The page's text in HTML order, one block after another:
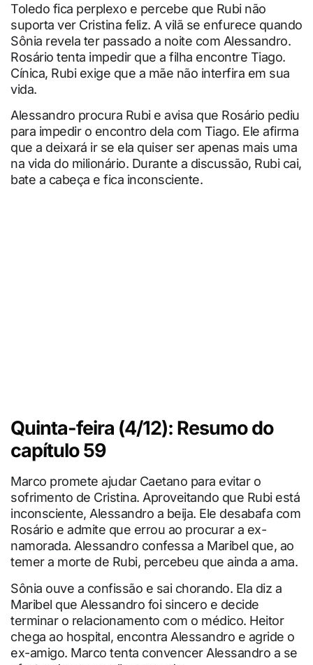
Toledo fica perplexo e percebe que Rubi não
suporta ver Cristina feliz. A vilã se enfurece quando
Sônia revela ter passado a noite com Alessandro.
Rosário tenta impedir que a filha encontre Tiago.
Cínica, Rubi exige que a mãe não interfira em sua
vida.
Alessandro procura Rubi e avisa que Rosário pediu
para impedir o encontro dela com Tiago. Ele afirma
que a deixará ir se ela quiser ser apenas mais uma
na vida do milionário. Durante a discussão, Rubi cai,
bate a cabeça e fica inconsciente.
Quinta-feira (4/12): Resumo do
capítulo 59
Marco promete ajudar Caetano para evitar o
sofrimento de Cristina. Aproveitando que Rubi está
inconsciente, Alessandro a beija. Ele desabafa com
Rosário e admite que errou ao procurar a ex-
namorada. Alessandro confessa a Maribel que, ao
temer a morte de Rubi, percebeu que ainda a ama.
Sônia ouve a confissão e sai chorando. Ela diz a
Maribel que Alessandro foi sincero e decide
terminar o relacionamento com o médico. Heitor
chega ao hospital, encontra Alessandro e agride o
ex-amigo. Marco tenta convencer Alessandro a se